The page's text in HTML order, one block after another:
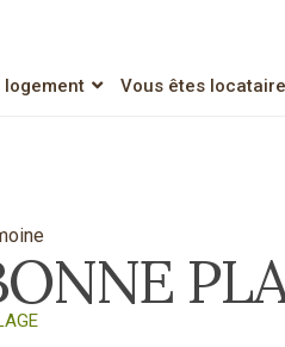
logement Vous êtes locataire